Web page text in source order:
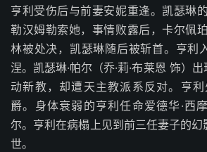
亨利受伤后与前妻安妮重逢。凯瑟琳
勒汉姆勒索她，事情败露后，卡尔佩
林被处决，凯瑟琳随后被斩首。亨利
涅。凯瑟琳·帕尔（乔·莉·布莱恩 饰）
动新教，却遭天主教派系反对。亨利
爵。身体衰弱的亨利任命爱德华·西
尔。亨利在病榻上见到前三任妻子的
世。